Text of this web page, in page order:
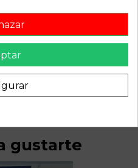
OEM IAM 9642124080
gustarte